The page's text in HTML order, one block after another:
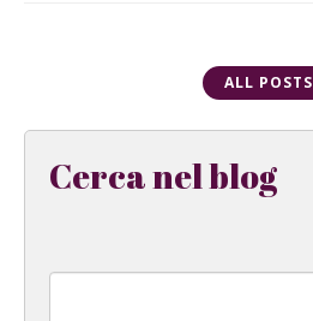
ALL POSTS
Cerca nel blog